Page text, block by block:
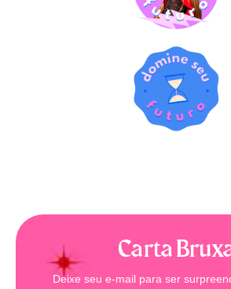
Carta
Deixe seu e-mail para ser